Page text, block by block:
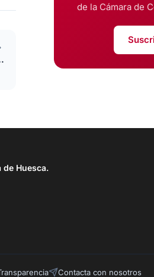
de la Cámara de
Huesca.
Contacta con nosotros